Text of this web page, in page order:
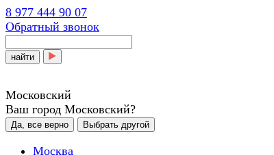
8 977 444 90 07
Обратный звонок
найти
Московский
Ваш город Московский?
Да, все верно Выбрать другой
Москва